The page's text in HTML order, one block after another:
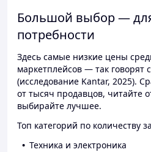
Большой выбор —
потребности
Здесь самые низкие цены
маркетплейсов — так говорят
(исследование Kantar, 2025).
от тысяч продавцов, читайте
выбирайте лучшее.
Топ категорий по количеству
Техника и электроника